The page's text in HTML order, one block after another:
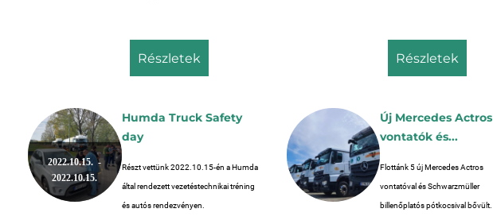
részletek részletek
2022.10.15. -
2022.10.15.
Humda Truck Safety
day
Részt vettünk 2022.10.15-én a Humda
által rendezett vezetéstechnikai tréning
és autós rendezvényen.
Új Mercedes Actros
vontatók és...
Flottánk 5 új Mercedes Actros
vontatóval és Schwarzmüller
billenőplatós pótkocsival bővült.